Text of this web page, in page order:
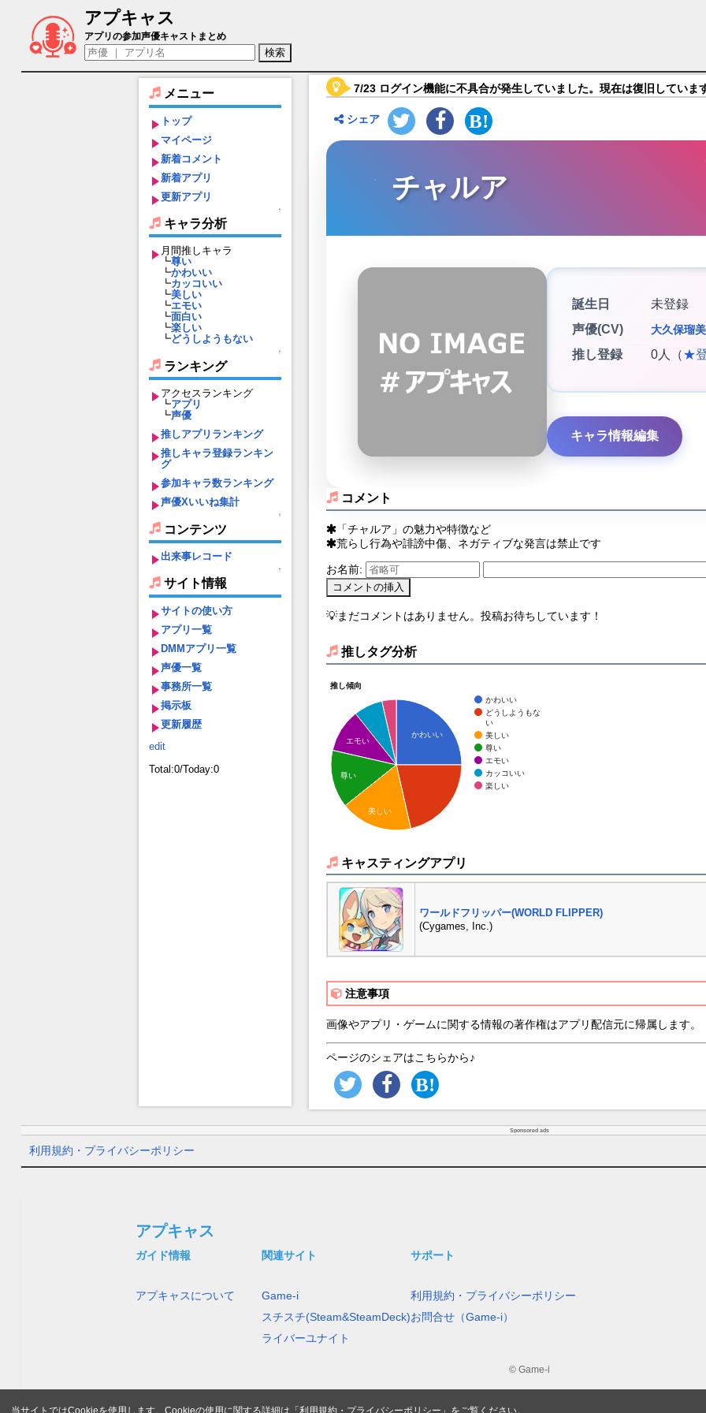
アプキャス
チャルア（声優：大久保瑠美)【ワールドフリッパー(WORLD FLIPPER)】キャラ紹介
アプリの参加声優キャストまとめ
メニュー
トップ
マイページ
新着コメント
新着アプリ
更新アプリ
↑
キャラ分析
月間推しキャラ
┗尊い
┗かわいい
┗カッコいい
┗美しい
┗エモい
┗面白い
┗楽しい
┗どうしようもない
↑
ランキング
アクセスランキング
┗アプリ
┗声優
推しアプリランキング
推しキャラ登録ランキン
グ
参加キャラ数ランキング
声優Xいいね集計
↑
コンテンツ
出来事レコード
↑
サイト情報
サイトの使い方
アプリ一覧
DMMアプリ一覧
声優一覧
事務所一覧
掲示板
更新履歴
edit
Total:0/Today:0
7/23 ログイン機能に不具合が発生していました。現在は復旧していま
シェア
チャルア
誕生日
未登録
声優(CV)
大久保瑠美
推し登録 0人（★
キャラ情報編集
コメント
「チャルア」の魅力や特徴など
荒らし行為や誹謗中傷、ネガティブな発言は禁止です
お名前:
💡まだコメントはありません。投稿お待ちしています！
推しタグ分析
推し傾向
かわいい
どうしようもな
い
美しい
尊い
エモい
カッコいい
楽しい
かわいい
エモい
尊い
美しい
キャスティングアプリ
ワールドフリッパー(WORLD FLIPPER)
(Cygames, Inc.)
注意事項
画像やアプリ・ゲームに関する情報の著作権はアプリ配信元に帰属します。
ページのシェアはこちらから♪
Sponsored ads
利用規約・プライバシーポリシー
アプキャス
ガイド情報
アプキャスについて
関連サイト
Game-i
スチスチ(Steam&SteamDeck)
ライバーユナイト
サポート
利用規約・プライバシーポリシー
お問合せ（Game-i）
© Game-i
当サイトではCookieを使用します。Cookieの使用に関する詳細は「利用規約・プライバシーポリシー 」をご覧ください。